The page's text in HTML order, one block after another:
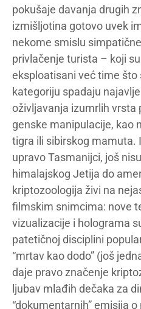
pokušaje davanja drugih
izmišljotina gotovo uvek
nekome smislu
privlačenje turista – koji
eksploatisani već time što
kategoriju spadaju
oživljavanja izumrlih vrsta
genske manipulacije, kao
tigra ili sibirskog mamuta.
upravo Tasmanijci, još
himalajskog Jetija do
kriptozoologija živi na
filmskim snimcima: nove
vizualizacije i holograma
patetičnoj disciplini
“mrtav kao dodo” (još
daje pravo značenje
ljubav mlađih dečaka za
“dokumentarnih” emisija